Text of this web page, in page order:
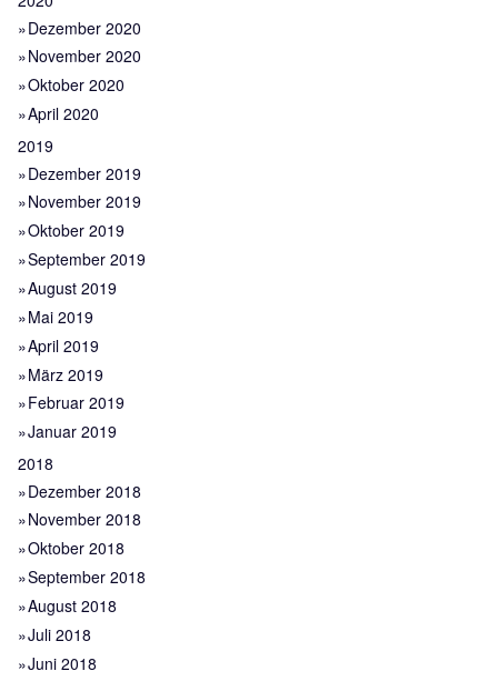
Dezember 2020
November 2020
Oktober 2020
April 2020
2019
Dezember 2019
November 2019
Oktober 2019
September 2019
August 2019
Mai 2019
April 2019
März 2019
Februar 2019
Januar 2019
2018
Dezember 2018
November 2018
Oktober 2018
September 2018
August 2018
Juli 2018
Juni 2018